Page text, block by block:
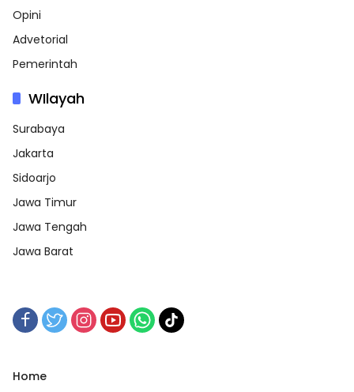
Opini
Advetorial
Pemerintah
WIlayah
Surabaya
Jakarta
Sidoarjo
Jawa Timur
Jawa Tengah
Jawa Barat
Home